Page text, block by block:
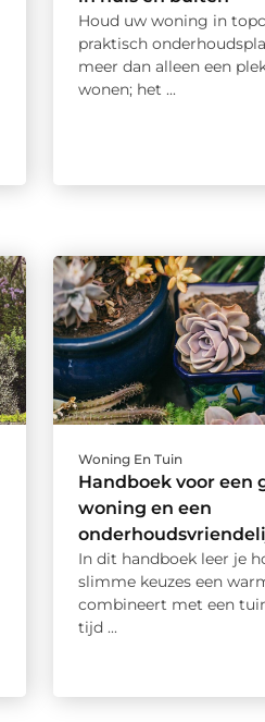
Houd uw woning in
praktisch
meer dan alleen een
wonen; het ...
Woning En Tuin
Handboek voor een
woning en een
In dit handboek leer je
slimme keuzes een
combineert met een
tijd ...